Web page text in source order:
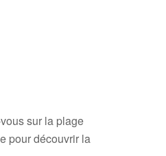
sur la plage
pour découvrir la